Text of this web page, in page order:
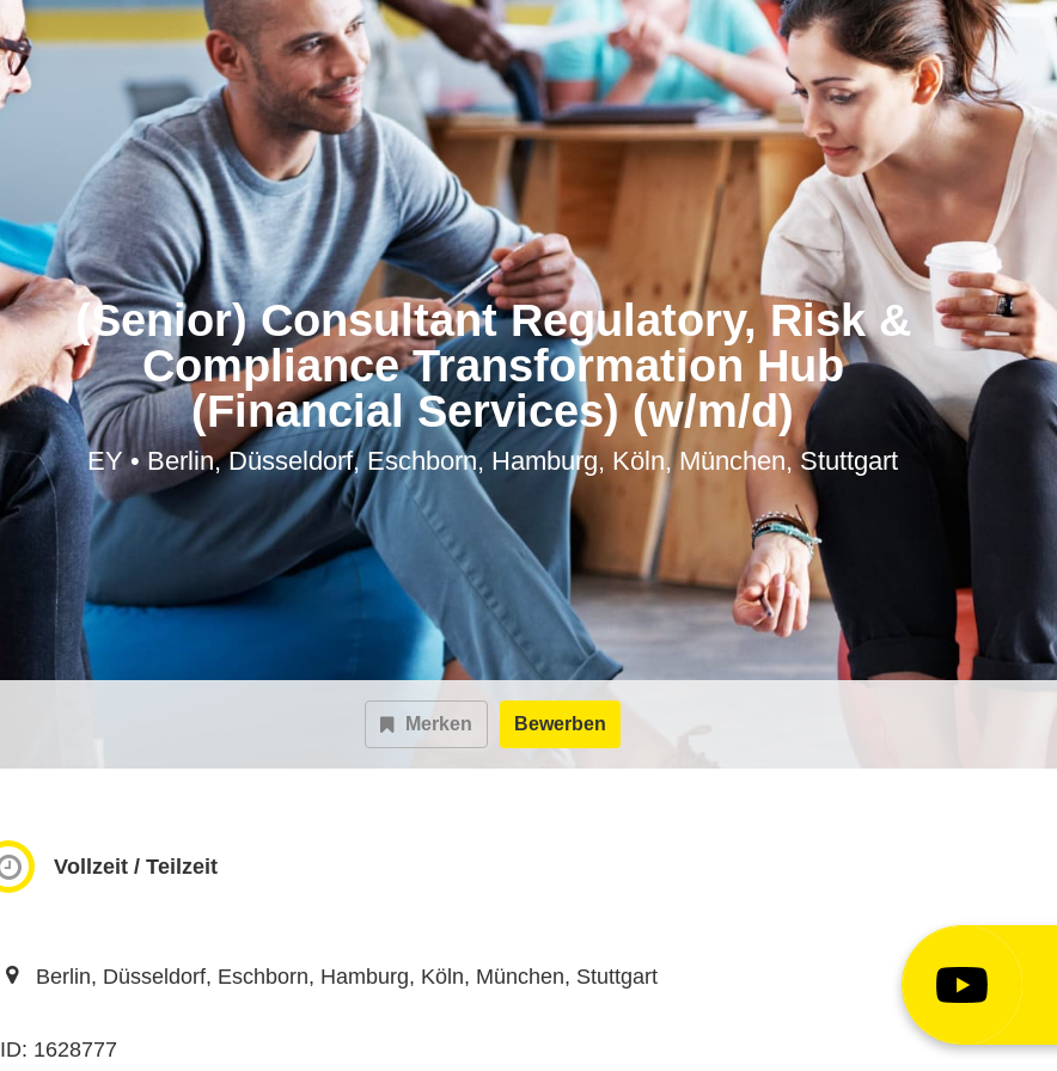
(Senior) Consultant Regulatory, Risk &
Compliance Transformation Hub
(Financial Services) (w/m/d)
EY • Berlin, Düsseldorf, Eschborn, Hamburg, Köln, München, Stuttgart
Merken Bewerben
Vollzeit / Teilzeit
Berlin, Düsseldorf, Eschborn, Hamburg, Köln, München, Stuttgart
ID: 1628777